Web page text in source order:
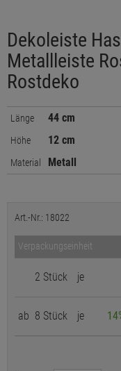
Dekoleiste
Metallleiste
Rostdeko
Länge 44 cm
Höhe 12 cm
Material Metall
Art.-Nr.: 18022
Verpackungseinheit
2 Stück je
ab 8 Stück je